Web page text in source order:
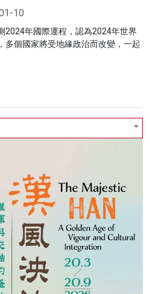
10
2024年國際運程，認為2024年世界
多個國家將受地緣政治而改變，一起